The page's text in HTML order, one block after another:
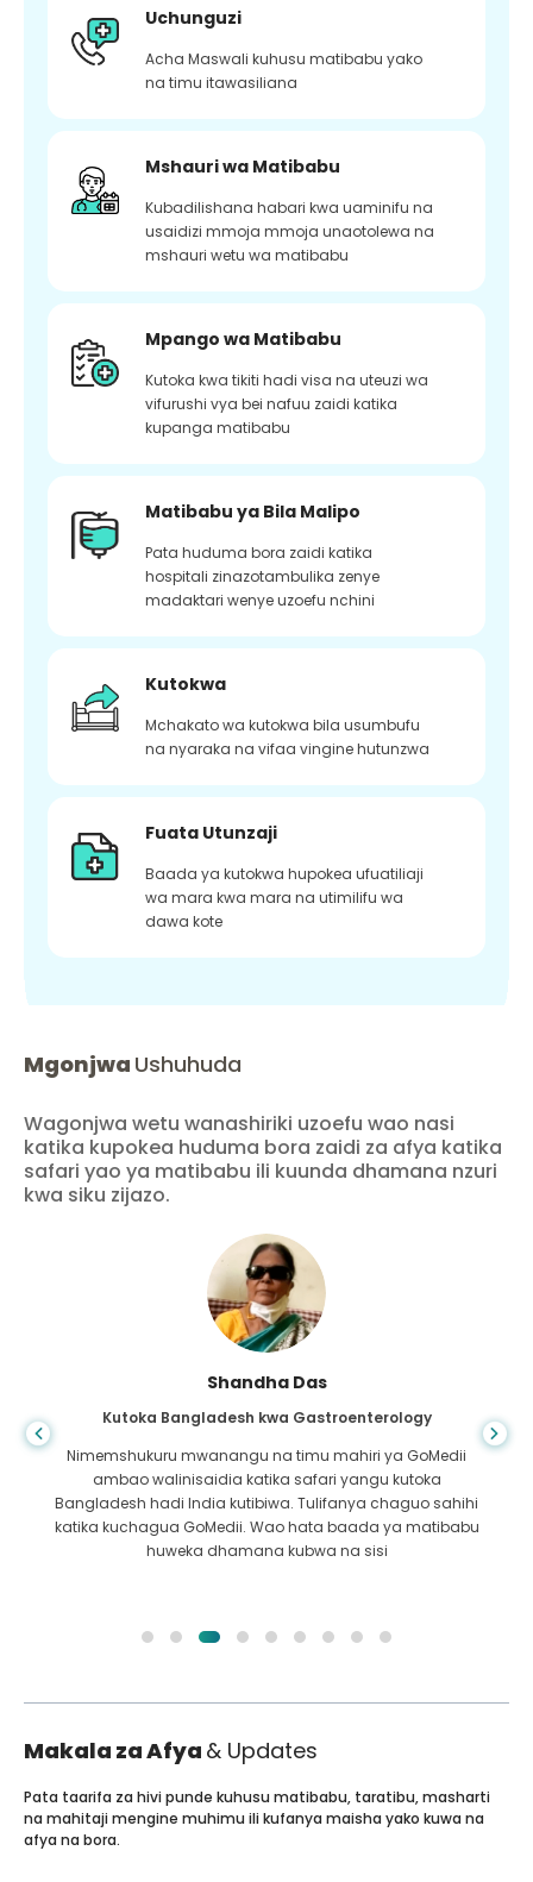
Uchunguzi
Acha Maswali kuhusu matibabu yako
na timu itawasiliana
Mshauri wa Matibabu
Kubadilishana habari kwa uaminifu na
usaidizi mmoja mmoja unaotolewa na
mshauri wetu wa matibabu
Mpango wa Matibabu
Kutoka kwa tikiti hadi visa na uteuzi wa
vifurushi vya bei nafuu zaidi katika
kupanga matibabu
Matibabu ya Bila Malipo
Pata huduma bora zaidi katika
hospitali zinazotambulika zenye
madaktari wenye uzoefu nchini
Kutokwa
Mchakato wa kutokwa bila usumbufu
na nyaraka na vifaa vingine hutunzwa
Fuata Utunzaji
Baada ya kutokwa hupokea ufuatiliaji
wa mara kwa mara na utimilifu wa
dawa kote
Mgonjwa Ushuhuda
Wagonjwa wetu wanashiriki uzoefu wao nasi
katika kupokea huduma bora zaidi za afya katika
safari yao ya matibabu ili kuunda dhamana nzuri
kwa siku zijazo.
Shandha Das
Kutoka Bangladesh kwa Gastroenterology
Nimemshukuru mwanangu na timu mahiri ya GoMedii
ambao walinisaidia katika safari yangu kutoka
Bangladesh hadi India kutibiwa. Tulifanya chaguo sahihi
katika kuchagua GoMedii. Wao hata baada ya matibabu
huweka dhamana kubwa na sisi
Makala za Afya & Updates
Pata taarifa za hivi punde kuhusu matibabu, taratibu, masharti
na mahitaji mengine muhimu ili kufanya maisha yako kuwa na
afya na bora.